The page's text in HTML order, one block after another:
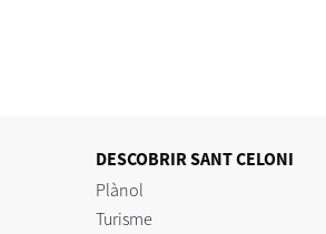
DESCOBRIR SANT CELONI
Plànol
Turisme